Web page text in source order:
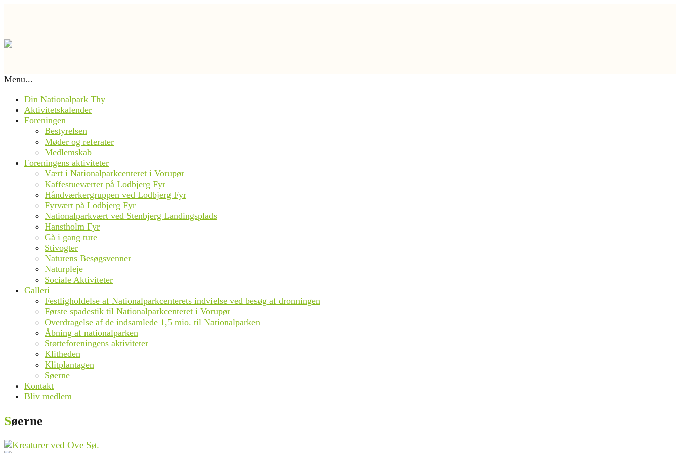
Menu...
Din Nationalpark Thy
Aktivitetskalender
Foreningen
Bestyrelsen
Møder og referater
Medlemskab
Foreningens aktiviteter
Vært i Nationalparkcenteret i Vorupør
Kaffestueværter på Lodbjerg Fyr
Håndværkergruppen ved Lodbjerg Fyr
Fyrvært på Lodbjerg Fyr
Nationalparkvært ved Stenbjerg Landingsplads
Hanstholm Fyr
Gå i gang ture
Stivogter
Naturens Besøgsvenner
Naturpleje
Sociale Aktiviteter
Galleri
Festligholdelse af Nationalparkcenterets indvielse ved besøg af dronningen
Første spadestik til Nationalparkcenteret i Vorupør
Overdragelse af de indsamlede 1,5 mio. til Nationalparken
Åbning af nationalparken
Støtteforeningens aktiviteter
Klitheden
Klitplantagen
Søerne
Kontakt
Bliv medlem
Søerne